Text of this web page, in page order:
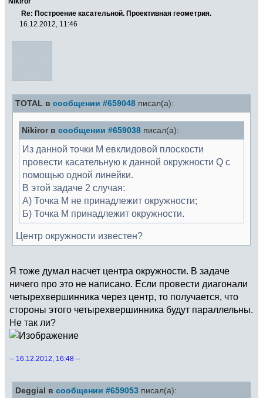
Re: Построение касательной. Проективная геометрия.
16.12.2012, 11:46
TOTAL в сообщении #659048 писал(а):
Nikiror в сообщении #659038 писал(а):
Из данной точки M евклидовой плоскости
провести касательную к данной окружности Q с
помощью одной линейки.
В этой задаче 2 случая:
A) Точка M не принадлежит окружности;
Б) Точка M принадлежит окружности.
Центр окружности известен?
Я тоже думал насчет центра окружности. В задаче
ничего про это не написано. Если провести диагонали
четырехвершинника через центр, то получается, что
стороны этого четырехвершинника будут параллельны.
Не так ли?
-- 16.12.2012, 16:48 --
Deggial в сообщении #659053 писал(а):